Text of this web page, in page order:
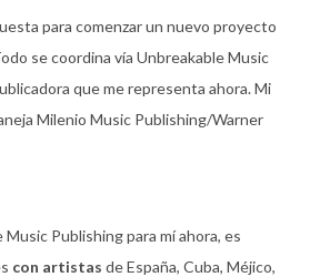
para comenzar un nuevo proyecto
se coordina vía Unbreakable Music
que me representa ahora. Mi
Milenio Music Publishing/Warner
Music Publishing para mí ahora, es
con artistas de España, Cuba, Méjico,